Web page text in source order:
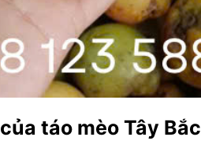
táo mèo Tây Bắc